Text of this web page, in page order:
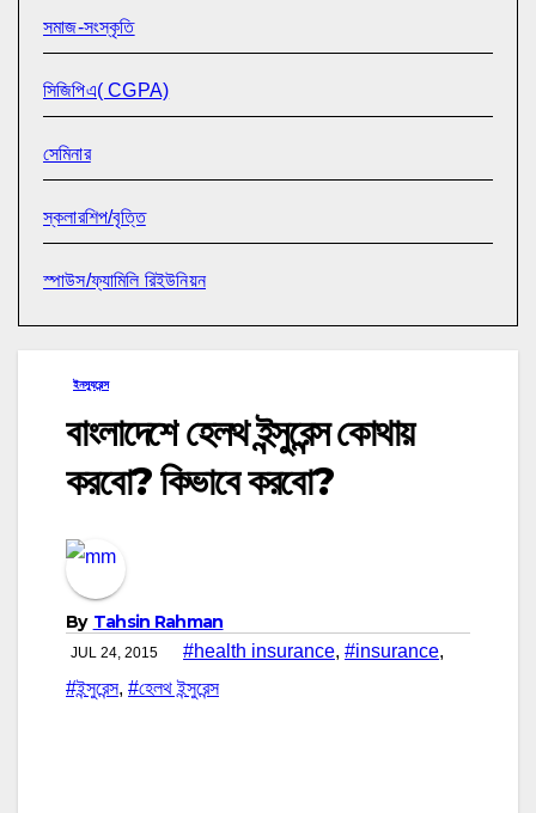
সমাজ-সংস্কৃতি
সিজিপিএ( CGPA)
সেমিনার
স্কলারশিপ/বৃত্তি
স্পাউস/ফ্যামিলি রিইউনিয়ন
ইনস্যুরেন্স
বাংলাদেশে হেলথ ইন্সুরেন্স কোথায়
করবো? কিভাবে করবো?
By Tahsin Rahman
JUL 24, 2015 #health insurance, #insurance,
#ইন্সুরেন্স, #হেলথ ইন্সুরেন্স